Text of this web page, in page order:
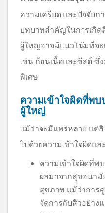
ความเครียด และปัจจัยก
บทบาทสำคัญในการเกิ
ผู้ใหญ่อาจมีแนวโน้มที่จะ
เช่น ก้อนเนื้อและซีสต์ ซึ่
พิเศษ
ความเข้าใจผิดที่พบ
ผู้ใหญ่
แม้ว่าจะมีแพร่หลาย แต่
ไปด้วยความเข้าใจผิดแ
ความเข้าใจผิดที่พ
ผลมาจากสุขอนา
สุขภาพ แม้ว่าการ
จัดการกับสิวอย่าง